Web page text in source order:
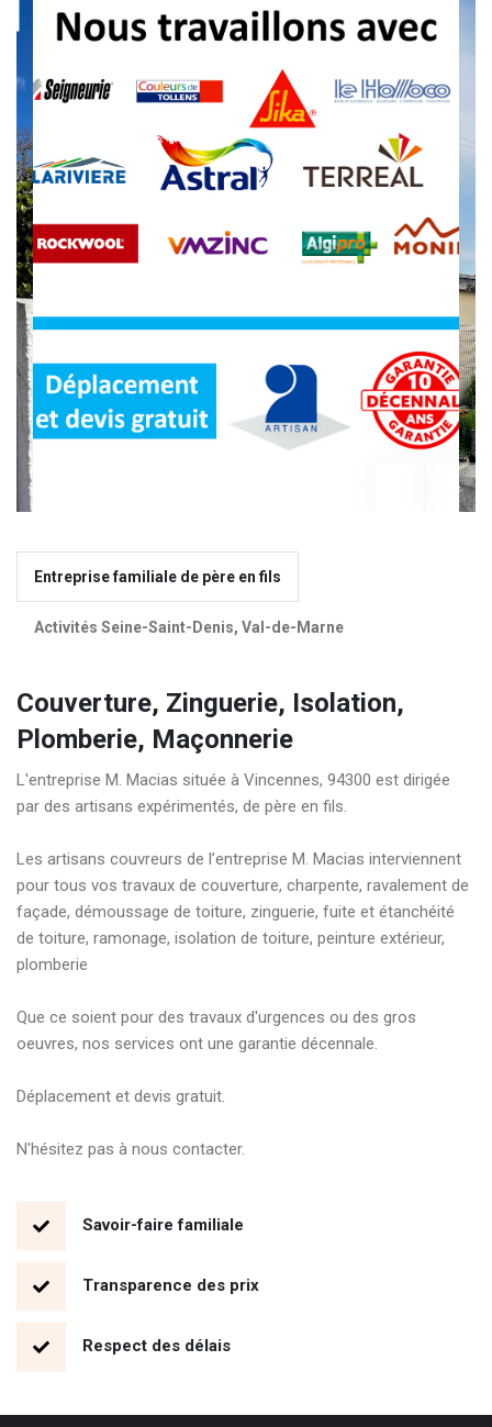
Entreprise familiale de père en fils
Activités Seine-Saint-Denis, Val-de-Marne
Couverture, Zinguerie, Isolation,
Plomberie, Maçonnerie
L'entreprise M. Macias située à Vincennes, 94300 est dirigée
par des artisans expérimentés, de père en fils.
Les artisans couvreurs de l’entreprise M. Macias interviennent
pour tous vos travaux de couverture, charpente, ravalement de
façade, démoussage de toiture, zinguerie, fuite et étanchéité
de toiture, ramonage, isolation de toiture, peinture extérieur,
plomberie
Que ce soient pour des travaux d'urgences ou des gros
oeuvres, nos services ont une garantie décennale.
Déplacement et devis gratuit.
N'hésitez pas à nous contacter.
Savoir-faire familiale
Transparence des prix
Respect des délais